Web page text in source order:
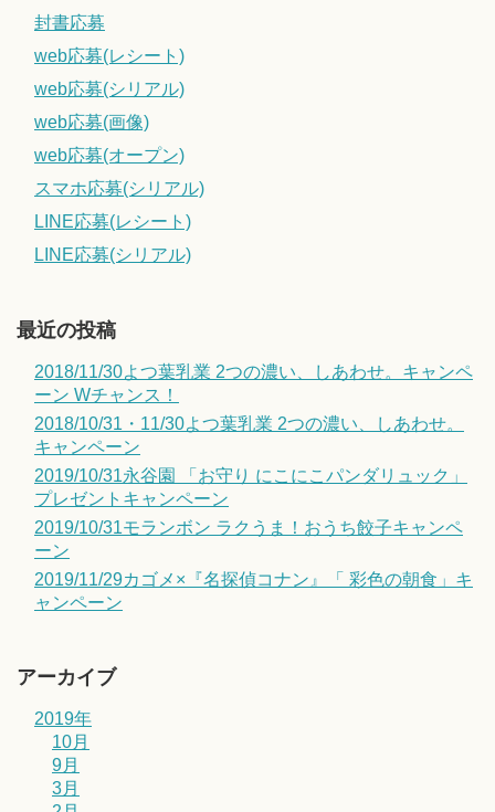
封書応募
web応募(レシート)
web応募(シリアル)
web応募(画像)
web応募(オープン)
スマホ応募(シリアル)
LINE応募(レシート)
LINE応募(シリアル)
最近の投稿
2018/11/30よつ葉乳業 2つの濃い、しあわせ。キャンペ
ーン Wチャンス！
2018/10/31・11/30よつ葉乳業 2つの濃い、しあわせ。
キャンペーン
2019/10/31永谷園 「お守り にこにこパンダリュック」
プレゼントキャンペーン
2019/10/31モランボン ラクうま！おうち餃子キャンペ
ーン
2019/11/29カゴメ×『名探偵コナン』「 彩色の朝食」キ
ャンペーン
アーカイブ
2019年
10月
9月
3月